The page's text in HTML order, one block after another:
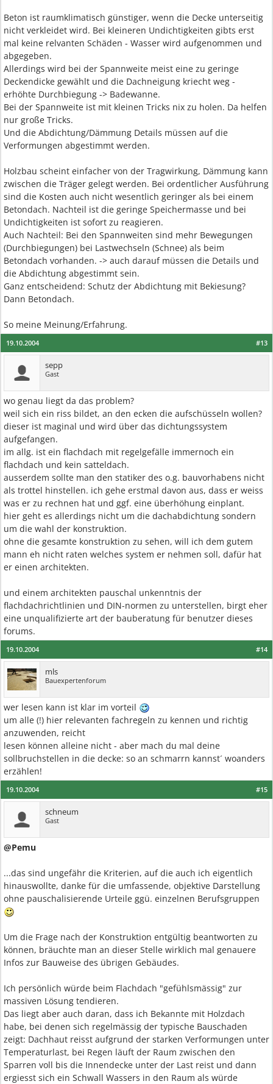
Beton ist raumklimatisch günstiger, wenn die Decke unterseitig
nicht verkleidet wird. Bei kleineren Undichtigkeiten gibts erst
mal keine relvanten Schäden - Wasser wird aufgenommen und
abgegeben.
Allerdings wird bei der Spannweite meist eine zu geringe
Deckendicke gewählt und die Dachneigung kriecht weg -
erhöhte Durchbiegung -> Badewanne.
Bei der Spannweite ist mit kleinen Tricks nix zu holen. Da helfen
nur große Tricks.
Und die Abdichtung/Dämmung Details müssen auf die
Verformungen abgestimmt werden.
Holzbau scheint einfacher von der Tragwirkung, Dämmung kann
zwischen die Träger gelegt werden. Bei ordentlicher Ausführung
sind die Kosten auch nicht wesentlich geringer als bei einem
Betondach. Nachteil ist die geringe Speichermasse und bei
Undichtigkeiten ist sofort zu reagieren.
Auch Nachteil: Bei den Spannweiten sind mehr Bewegungen
(Durchbiegungen) bei Lastwechseln (Schnee) als beim
Betondach vorhanden. -> auch darauf müssen die Details und
die Abdichtung abgestimmt sein.
Ganz entscheidend: Schutz der Abdichtung mit Bekiesung?
Dann Betondach.
So meine Meinung/Erfahrung.
#13
19.10.2004
sepp
Gast
wo genau liegt da das problem?
weil sich ein riss bildet, an den ecken die aufschüsseln wollen?
dieser ist maginal und wird über das dichtungssystem
aufgefangen.
im allg. ist ein flachdach mit regelgefälle immernoch ein
flachdach und kein satteldach.
ausserdem sollte man den statiker des o.g. bauvorhabens nicht
als trottel hinstellen. ich gehe erstmal davon aus, dass er weiss
was er zu rechnen hat und ggf. eine überhöhung einplant.
hier geht es allerdings nicht um die dachabdichtung sondern
um die wahl der konstruktion.
ohne die gesamte konstruktion zu sehen, will ich dem gutem
mann eh nicht raten welches system er nehmen soll, dafür hat
er einen architekten.
und einem architekten pauschal unkenntnis der
flachdachrichtlinien und DIN-normen zu unterstellen, birgt eher
eine unqualifizierte art der bauberatung für benutzer dieses
forums.
#14
19.10.2004
mls
Bauexpertenforum
wer lesen kann ist klar im vorteil
um alle (!) hier relevanten fachregeln zu kennen und richtig
anzuwenden, reicht
lesen können alleine nicht - aber mach du mal deine
sollbruchstellen in die decke: so an schmarrn kannst´ woanders
erzählen!
#15
19.10.2004
schneum
Gast
@Pemu
...das sind ungefähr die Kriterien, auf die auch ich eigentlich
hinauswollte, danke für die umfassende, objektive Darstellung
ohne pauschalisierende Urteile ggü. einzelnen Berufsgruppen
Um die Frage nach der Konstruktion entgültig beantworten zu
können, bräuchte man an dieser Stelle wirklich mal genauere
Infos zur Bauweise des übrigen Gebäudes.
Ich persönlich würde beim Flachdach "gefühlsmässig" zur
massiven Lösung tendieren.
Das liegt aber auch daran, dass ich Bekannte mit Holzdach
habe, bei denen sich regelmässig der typische Bauschaden
zeigt: Dachhaut reisst aufgrund der starken Verformungen unter
Temperaturlast, bei Regen läuft der Raum zwischen den
Sparren voll bis die Innendecke unter der Last reist und dann
ergiesst sich ein Schwall Wassers in den Raum als würde